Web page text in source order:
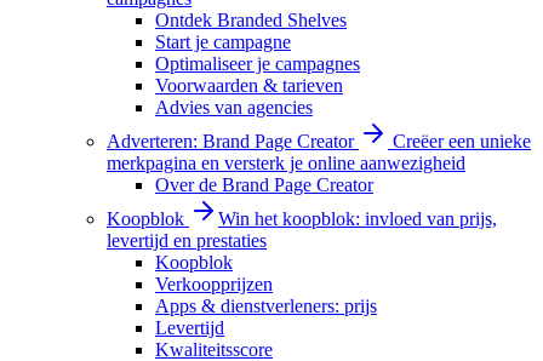
Ontdek Branded Shelves
Start je campagne
Optimaliseer je campagnes
Voorwaarden & tarieven
Advies van agencies
Adverteren: Brand Page Creator
Creëer een unieke
merkpagina en versterk je online aanwezigheid
Over de Brand Page Creator
Koopblok
Win het koopblok: invloed van prijs,
levertijd en prestaties
Koopblok
Verkoopprijzen
Apps & dienstverleners: prijs
Levertijd
Kwaliteitsscore